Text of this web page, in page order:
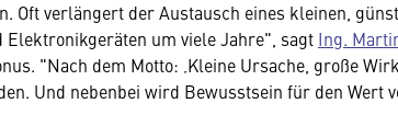
Oft verlängert der Austausch eines kleinen,
um viele Jahre", sagt Ing.
"Nach dem Motto: ‚Kleine Ursache, große
Und nebenbei wird Bewusstsein für den Wert